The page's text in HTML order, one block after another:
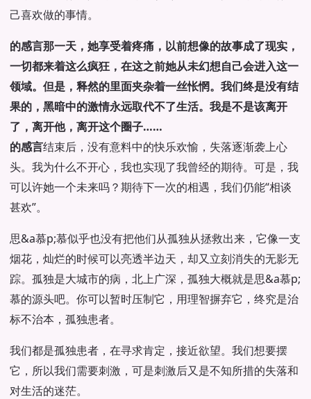
己喜欢做的事情。
的感言那一天，她享受着疼痛，以前想像的故事成了现实，
一切都来着这么疯狂，在这之前她从未幻想自己会进入这一
领域。但是，释然的里面夹杂着一丝怅惘。我们终是没有结
果的，黑暗中的激情永远取代不了生活。我是不是该离开
了，离开他，离开这个圈子……
的感言结束后，没有意料中的快乐欢愉，失落逐渐袭上心
头。我为什么不开心，我也实现了我曾经的期待。可是，我
可以许她一个未来吗？期待下一次的相遇，我们仍能“相谈
甚欢”。
思&a慕p;慕似乎也没有把他们从孤独从拯救出来，它像一支
烟花，灿烂的时候可以亮透半边天，却又立刻消失的无影无
踪。孤独是大城市的病，北上广深，孤独大概就是思&a慕p;
慕的源头吧。你可以暂时压制它，用理智摒弃它，终究是治
标不治本，孤独患者。
我们都是孤独患者，在寻求肯定，接近欲望。我们想要摆
它，所以我们需要刺激，可是刺激后又是不知所措的失落和
对生活的迷茫。